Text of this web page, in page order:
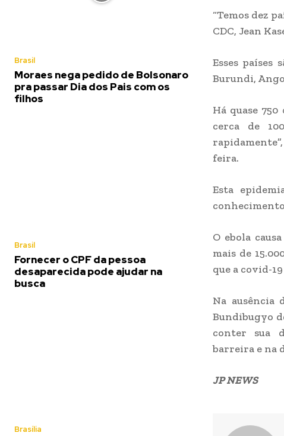
Brasil
Moraes nega pedido de Bolsonaro
pra passar Dia dos Pais com os
filhos
Brasil
Fornecer o CPF da pessoa
desaparecida pode ajudar na
busca
Brasília
“Temos dez
CDC, Jean
Esses países
Burundi,
Há quase
cerca de
feira.
Esta
O ebola
mais de
que a covid-
Na ausência
Bundibugyo
conter sua
barreira e na
JP NEWS